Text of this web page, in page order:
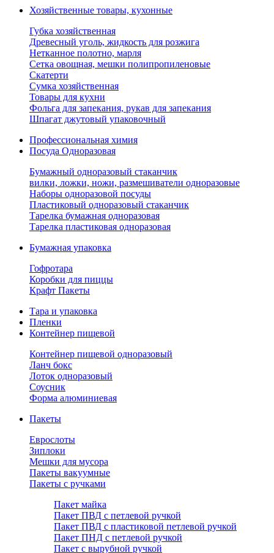
Хозяйственные товары, кухонные
Губка хозяйственная
Древесный уголь, жидкость для розжига
Нетканное полотно, марля
Сетка овощная, мешки полипропиленовые
Скатерти
Сумка хозяйственная
Товары для кухни
Фольга для запекания, рукав для запекания
Шпагат джутовый упаковочный
Профессиональная химия
Посуда Одноразовая
Бумажный одноразовый стаканчик
вилки, ложки, ножи, размешиватели одноразовые
Наборы одноразовой посуды
Пластиковый одноразовый стаканчик
Тарелка бумажная одноразовая
Тарелка пластиковая одноразовая
Бумажная упаковка
Гофротара
Коробки для пиццы
Крафт Пакеты
Тара и упаковка
Пленки
Контейнер пищевой
Контейнер пищевой одноразовый
Ланч бокс
Лоток одноразовый
Соусник
Форма алюминиевая
Пакеты
Еврослоты
Зиплоки
Мешки для мусора
Пакеты вакуумные
Пакеты с ручками
Пакет майка
Пакет ПВД с петлевой ручкой
Пакет ПВД с пластиковой петлевой ручкой
Пакет ПНД с петлевой ручкой
Пакет с вырубной ручкой